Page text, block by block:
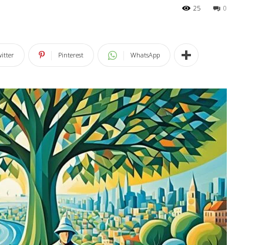
0
25
Pinterest WhatsApp